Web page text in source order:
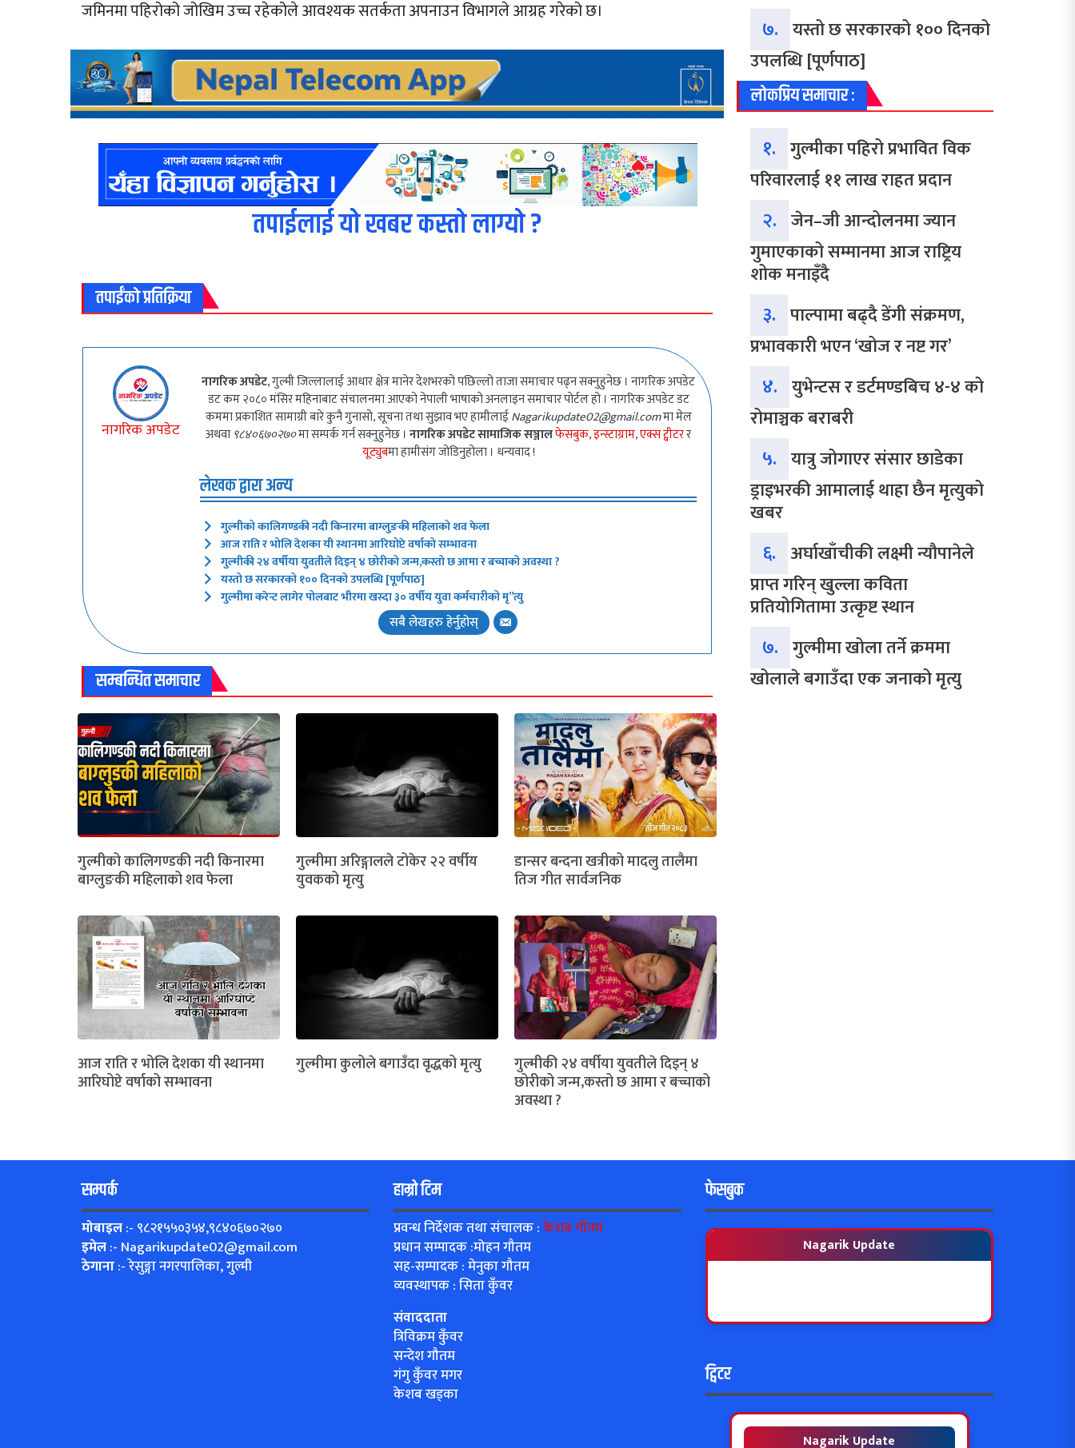
जमिनमा पहिरोको जोखिम उच्च रहेकोले आवश्यक सतर्कता अपनाउन विभागले आग्रह गरेको छ।
तपाईलाई यो खबर कस्तो लाग्यो ?
तपाईंको प्रतिक्रिया
नागरिक अपडेट
नागरिक अपडेट, गुल्मी जिल्लालाई आधार क्षेत्र मानेर देशभरको पछिल्लो ताजा समाचार पढ्न सक्नुहुनेछ । नागरिक अपडेट
डट कम २०८० मंसिर महिनाबाट संचालनमा आएको नेपाली भाषाको अनलाइन समाचार पोर्टल हो । नागरिक अपडेट डट
कममा प्रकाशित सामाग्री बारे कुनै गुनासो, सूचना तथा सुझाव भए हामीलाईNagarikupdate02@gmail.comमा मेल
अथवा ९८४०६७०२७०मा सम्पर्क गर्न सक्नुहुनेछ ।नागरिक अपडेट सामाजिक सञ्जालफेसबुक,इन्स्टाग्राम,एक्स ट्वीटरर
यूट्युबमा हामीसंग जोडिनुहोला । धन्यवाद !
लेखक द्वारा अन्य
गुल्मीको कालिगण्डकी नदी किनारमा बाग्लुङकी महिलाको शव फेला
आज राति र भोलि देशका यी स्थानमा आरिघोप्टे वर्षाको सम्भावना
गुल्मीकी २४ वर्षीया युवतीले दिइन् ४ छोरीको जन्म,कस्तो छ आमा र बच्चाको अवस्था ?
यस्तो छ सरकारको १०० दिनको उपलब्धि [पूर्णपाठ]
गुल्मीमा करेन्ट लागेर पोलबाट भीरमा खस्दा ३० वर्षीय युवा कर्मचारीको मृ”त्यु
सबै लेखहरु हेर्नुहोस्
सम्बन्धित समाचार
गुल्मीको कालिगण्डकी नदी किनारमा
बाग्लुङकी महिलाको शव फेला
गुल्मीमा अरिङ्गालले टोकेर २२ वर्षीय
युवकको मृत्यु
डान्सर बन्दना खत्रीको मादलु तालैमा
तिज गीत सार्वजनिक
आज राति र भोलि देशका यी स्थानमा
आरिघोप्टे वर्षाको सम्भावना
गुल्मीमा कुलोले बगाउँदा वृद्धको मृत्यु गुल्मीकी २४ वर्षीया युवतीले दिइन् ४
छोरीको जन्म,कस्तो छ आमा र बच्चाको
अवस्था ?
७. यस्तो छ सरकारको १०० दिनको
उपलब्धि [पूर्णपाठ]
लोकप्रिय समाचार :
१. गुल्मीका पहिरो प्रभावित विक
परिवारलाई ११ लाख राहत प्रदान
२. जेन–जी आन्दोलनमा ज्यान
गुमाएकाको सम्मानमा आज राष्ट्रिय
शोक मनाइँदै
३. पाल्पामा बढ्दै डेंगी संक्रमण,
प्रभावकारी भएन ‘खोज र नष्ट गर’
४. युभेन्टस र डर्टमण्डबिच ४-४ को
रोमाञ्चक बराबरी
५. यात्रु जोगाएर संसार छाडेका
ड्राइभरकी आमालाई थाहा छैन मृत्युको
खबर
६. अर्घाखाँचीकी लक्ष्मी न्यौपानेले
प्राप्त गरिन् खुल्ला कविता
प्रतियोगितामा उत्कृष्ट स्थान
७. गुल्मीमा खोला तर्ने क्रममा
खोलाले बगाउँदा एक जनाको मृत्यु
सम्पर्क
मोबाइल:- ९८२१५५०३५४,९८४०६७०२७०
इमेल:- Nagarikupdate02@gmail.com
ठेगाना:- रेसुङ्गा नगरपालिका, गुल्मी
हाम्रो टिम
प्रवन्ध निर्देशक तथा संचालक :केशब गौतम
प्रधान सम्पादक :मोहन गौतम
सह-सम्पादक : मेनुका गौतम
व्यवस्थापक : सिता कुँवर
संवाददाता
त्रिविक्रम कुँवर
सन्देश गौतम
गंगु कुँवर मगर
केशब खड्का
फेसबुक
Nagarik Update
ट्विटर
Nagarik Update